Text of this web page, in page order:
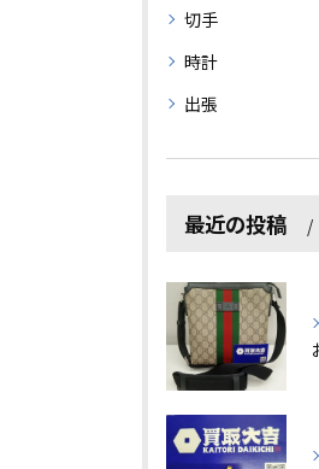
切手
時計
出張
最近の投稿